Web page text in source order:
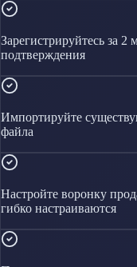
Зарегистрируйтесь за
подтверждения
Импортируйте
файла
Настройте воронку
гибко настраиваются